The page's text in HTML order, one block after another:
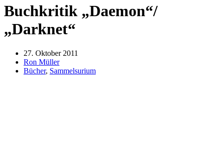
Buchkritik „Daemon“/
„Darknet“
27. Oktober 2011
Ron Müller
Bücher, Sammelsurium